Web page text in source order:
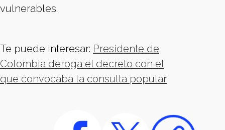
vulnerables.
Te puede interesar: Presidente de
Colombia deroga el decreto con el
que convocaba la consulta popular